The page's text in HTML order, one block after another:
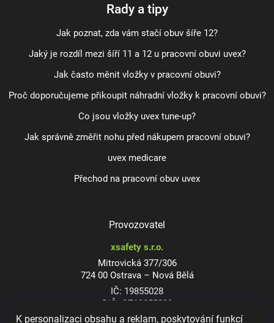
K personalizaci obsahu a reklam, poskytování funkcí
Rady a tipy
Jak poznat, zda vám stačí obuv šíře 12?
Jaký je rozdíl mezi šíří 11 a 12 u pracovní obuvi uvex?
Jak často měnit vložky v pracovní obuvi?
Proč doporučujeme přikoupit náhradní vložky k pracovní obuvi?
Co jsou vložky uvex tune-up?
Jak správně změřit nohu před nákupem pracovní obuvi?
uvex medicare
Přechod na pracovní obuv uvex
Provozovatel
xsafety s.r.o.
Mitrovická 377/306
724 00 Ostrava – Nová Bělá
IČ: 19855028
DIČ: CZ19855028